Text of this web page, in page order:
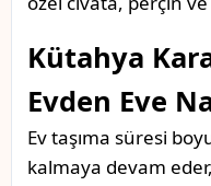
Kütahya
Evden Eve
Ev taşıma süresi
kalmaya devam